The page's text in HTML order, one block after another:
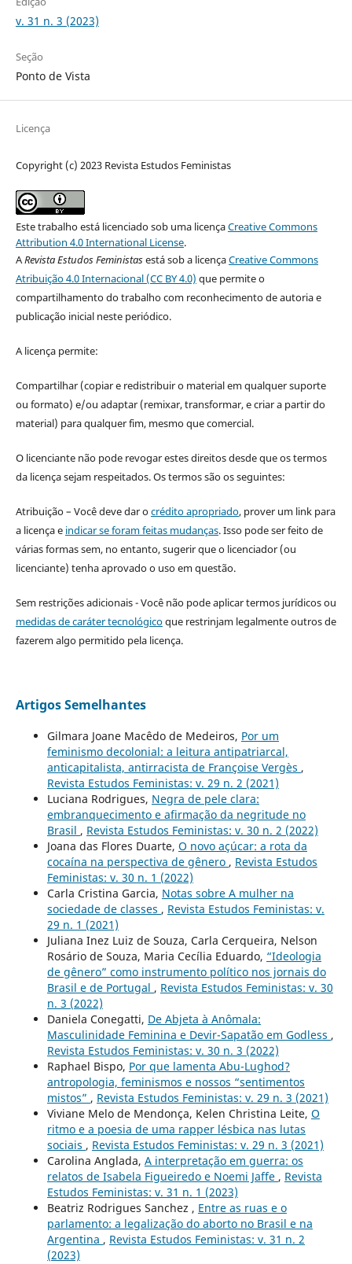
v. 31 n. 3 (2023)
Seção
Ponto de Vista
Licença
Copyright (c) 2023 Revista Estudos Feministas
Este trabalho está licenciado sob uma licençaCreative Commons
Attribution 4.0 International License.
ARevista Estudos Feministasestá sob a licençaCreative Commons
Atribuição 4.0 Internacional (CC BY 4.0) que permite o
compartilhamento do trabalho com reconhecimento de autoria e
publicação inicial neste periódico.
A licença permite:
Compartilhar (copiar e redistribuir o material em qualquer suporte
ou formato) e/ou adaptar (remixar, transformar, e criar a partir do
material) para qualquer fim, mesmo que comercial.
O licenciante não pode revogar estes direitos desde que os termos
da licença sejam respeitados. Os termos são os seguintes:
Atribuição – Você deve dar ocrédito apropriado, prover um link para
a licença e indicar se foram feitas mudanças. Isso pode ser feito de
várias formas sem, no entanto, sugerir que o licenciador (ou
licenciante) tenha aprovado o uso em questão.
Sem restrições adicionais - Você não pode aplicar termos jurídicos ou
medidas de caráter tecnológicoque restrinjam legalmente outros de
fazerem algo permitido pela licença.
Artigos Semelhantes
Gilmara Joane Macêdo de Medeiros, Por um
feminismo decolonial: a leitura antipatriarcal,
anticapitalista, antirracista de Françoise Vergès ,
Revista Estudos Feministas: v. 29 n. 2 (2021)
Luciana Rodrigues, Negra de pele clara:
embranquecimento e afirmação da negritude no
Brasil , Revista Estudos Feministas: v. 30 n. 2 (2022)
Joana das Flores Duarte, O novo açúcar: a rota da
cocaína na perspectiva de gênero , Revista Estudos
Feministas: v. 30 n. 1 (2022)
Carla Cristina Garcia, Notas sobre A mulher na
sociedade de classes , Revista Estudos Feministas: v.
29 n. 1 (2021)
Juliana Inez Luiz de Souza, Carla Cerqueira, Nelson
Rosário de Souza, Maria Cecília Eduardo, “Ideologia
de gênero” como instrumento político nos jornais do
Brasil e de Portugal , Revista Estudos Feministas: v. 30
n. 3 (2022)
Daniela Conegatti, De Abjeta à Anômala:
Masculinidade Feminina e Devir-Sapatão em Godless ,
Revista Estudos Feministas: v. 30 n. 3 (2022)
Raphael Bispo, Por que lamenta Abu-Lughod?
antropologia, feminismos e nossos “sentimentos
mistos” , Revista Estudos Feministas: v. 29 n. 3 (2021)
Viviane Melo de Mendonça, Kelen Christina Leite, O
ritmo e a poesia de uma rapper lésbica nas lutas
sociais , Revista Estudos Feministas: v. 29 n. 3 (2021)
Carolina Anglada, A interpretação em guerra: os
relatos de Isabela Figueiredo e Noemi Jaffe , Revista
Estudos Feministas: v. 31 n. 1 (2023)
Beatriz Rodrigues Sanchez , Entre as ruas e o
parlamento: a legalização do aborto no Brasil e na
Argentina , Revista Estudos Feministas: v. 31 n. 2
(2023)